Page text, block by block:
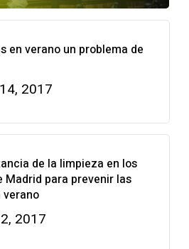
en verano un problema de
2017
de la limpieza en los
Madrid para prevenir las
verano
2017